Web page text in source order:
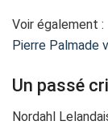
Voir également :
Pierre Palmade
Un passé
Nordahl